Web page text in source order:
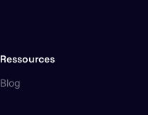
Ressources
Blog